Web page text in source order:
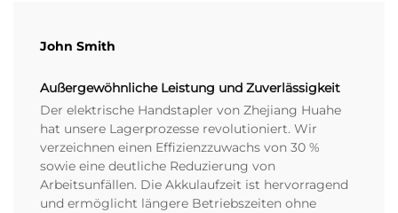
John Smith
Außergewöhnliche Leistung und Zuverlässigkeit
Der elektrische Handstapler von Zhejiang Huahe
hat unsere Lagerprozesse revolutioniert. Wir
verzeichnen einen Effizienzzuwachs von 30 %
sowie eine deutliche Reduzierung von
Arbeitsunfällen. Die Akkulaufzeit ist hervorragend
und ermöglicht längere Betriebszeiten ohne